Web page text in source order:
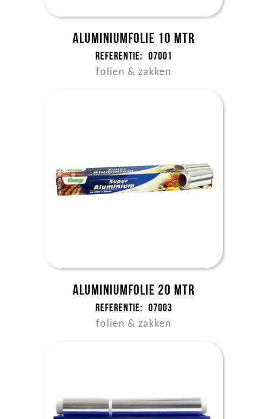
Aluminiumfolie 10 mtr
Referentie: 07001
folien & zakken
Aluminiumfolie 20 mtr
Referentie: 07003
folien & zakken